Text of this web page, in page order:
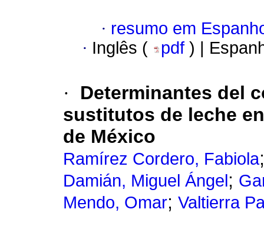
· resumo em
· Inglês ( pdf ) |
·
Determinantes del
sustitutos de leche
de México
Ramírez Cordero, Fabiola
Damián, Miguel Ángel ;
Mendo, Omar; Valtierra